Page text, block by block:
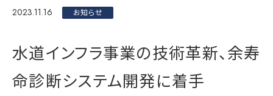
事業紹介
ガバナンス
Infroneer AtoZ
ITSUTSU-BOSHI（グループ報）
決算説明会資料
IRニュースライブラリー
個人投資家の皆様へ
価値創造プロセス
事業セグメント紹介
ビジネスモデルと競争優位性
コンプライアンスホットライン
各種ポリシー
2023.11.16 お知らせ
水道インフラ事業の技術革新、余寿
命診断システム開発に着手